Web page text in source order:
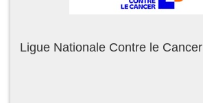
Ligue Nationale Contre le Cancer